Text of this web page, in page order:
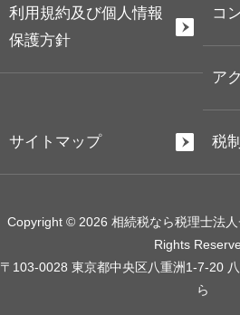
利用規約及び個人情報
保護方針
コ
ア
サイトマップ 税
Copyright © 2026 相続税なら税理士法
Rights
〒103-0028 東京都中央区八重洲1-7-20
ら